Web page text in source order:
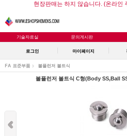
현장판매는 하지 않습니다. (온라인
기술자료실 문의게시판
로그인 마이페이지
FA 표준부품 볼플런저 볼트식
볼플런저 볼트식 C형(Body SS,Ball